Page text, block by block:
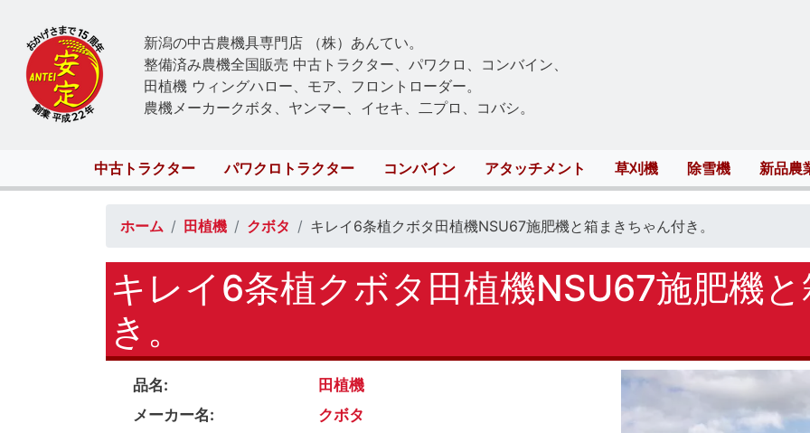
新潟の中古農機具専門店 （株）あんてい。
整備済み農機全国販売 中古トラクター、パワクロ、コンバイン、
田植機 ウィングハロー、モア、フロントローダー。
農機メーカークボタ、ヤンマー、イセキ、二プロ、コバシ。
Main
navigation
中古トラクター パワクロトラクター コンバイン アタッチメント 草刈機 除雪機 新品農
ホーム 田植機 クボタ キレイ6条植クボタ田植機NSU67施肥機と箱まきちゃん付き。
キレイ6条植クボタ田植機NSU67施肥機
き。
品名
田植機
メーカー名
クボタ